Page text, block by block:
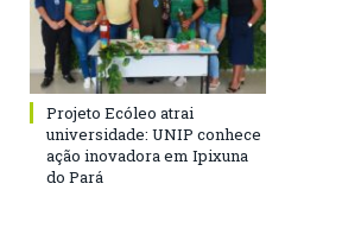
Projeto Ecóleo atrai
universidade: UNIP conhece
ação inovadora em Ipixuna
do Pará